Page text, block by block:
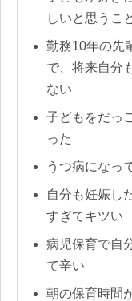
しいと思うこ
勤務10年の先
で、将来自分
ない
子どもをだっ
った
うつ病になっ
自分も妊娠し
すぎてキツい
病児保育で自
て辛い
朝の保育時間